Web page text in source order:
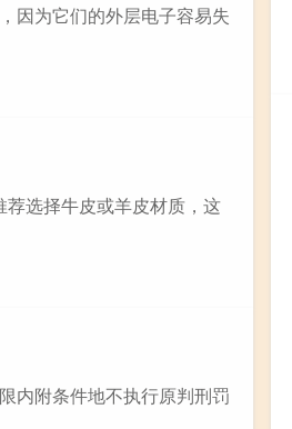
因为它们的外层电子容易失
选择牛皮或羊皮材质，这
内附条件地不执行原判刑罚